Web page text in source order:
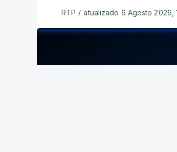
RTP / atualizado 6 Agosto 2026,